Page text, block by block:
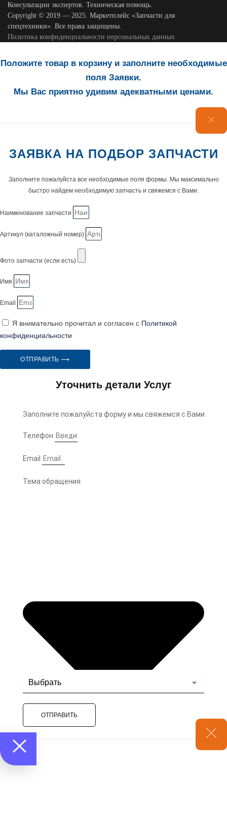
Консультации экспертов. Техническая помощь.
Copyright © 2019 — 2025. Маркетплейс «Запчасти для
спецтехники». Все права защищены.
Политика конфиденциальности персональных данных
Положите товар в корзину и заполните необходимые
поля Заявки.
Мы Вас приятно удивим адекватными ценами.
ЗАЯВКА НА ПОДБОР ЗАПЧАСТИ
Заполните пожалуйста все необходимые поля формы. Мы максимально
быстро найдем необходимую запчасть и свяжемся с Вами.
Наименование запчасти
Артикул (каталожный номер)
Фото запчасти (если есть)
Имя
Email
Я внимательно прочитал и согласен с Политикой
конфиденциальности
ОТПРАВИТЬ ⟶
Уточнить детали Услуг
Заполните пожалуйста форму и мы свяжемся с Вами
Телефон
Email
Тема обращения
ОТПРАВИТЬ